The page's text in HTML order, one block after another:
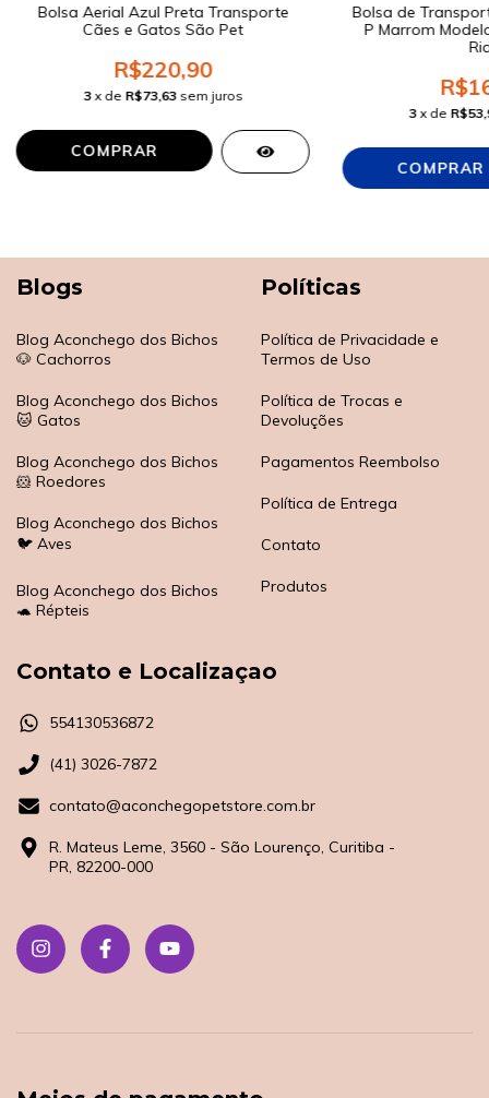
Bolsa Aerial Azul Preta Transporte
Cães e Gatos São Pet
R$220,90
3 x de R$73,63 sem juros
COMPRAR
Bolsa de
P Marrom
3 x de
Blogs
Blog Aconchego dos Bichos
🐶 Cachorros
Blog Aconchego dos Bichos
🐱 Gatos
Blog Aconchego dos Bichos
🐹 Roedores
Blog Aconchego dos Bichos
🐦 Aves
Blog Aconchego dos Bichos
🐢 Répteis
Políticas
Política de Privacidade e
Termos de Uso
Política de Trocas e
Devoluções
Pagamentos Reembolso
Política de Entrega
Contato
Produtos
Contato e Localizaçao
554130536872
(41) 3026-7872
contato@aconchegopetstore.com.br
R. Mateus Leme, 3560 - São Lourenço, Curitiba -
PR, 82200-000